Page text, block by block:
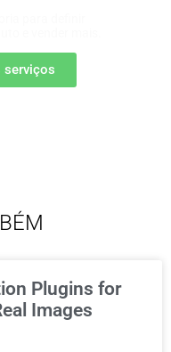
serviços
Plugins for
Images